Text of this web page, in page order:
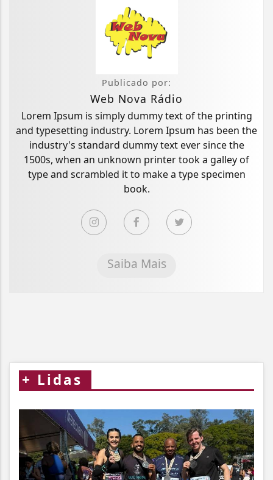
Publicado por:
Web Nova Rádio
Lorem Ipsum is simply dummy text of the printing
and typesetting industry. Lorem Ipsum has been the
industry's standard dummy text ever since the
1500s, when an unknown printer took a galley of
type and scrambled it to make a type specimen
book.
Saiba Mais
+ Lidas